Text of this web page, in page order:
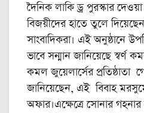
দৈনিক লাকি ড্র পুরস্কার
বিজয়ীদের হাতে তুলে
সাংবাদিকরা। এই অনুষ্ঠানে
ভাবে সন্মান জানিয়েছে স্বর্ণ
কমল জুয়েলার্সের প্রতিষ্ঠাতা
জানিয়েছেন, এই বিবাহ
অফার।এক্ষেত্রে সোনার